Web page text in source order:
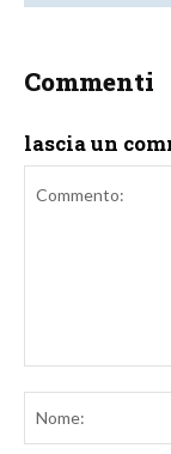
Commenti
lascia un